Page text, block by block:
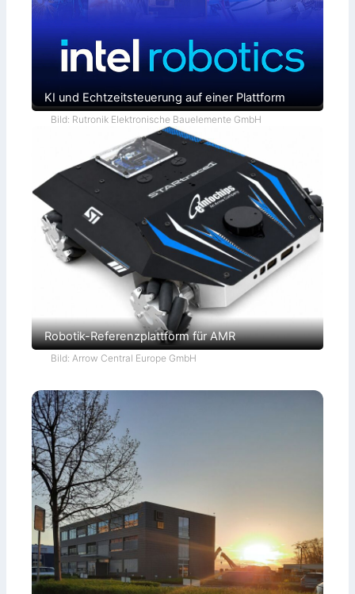
ö
n
g
e
KI und Echtzeitsteuerung auf einer Plattform
Bild: Rutronik Elektronische Bauelemente GmbH
Robotik-Referenzplattform für AMR
Bild: Arrow Central Europe GmbH